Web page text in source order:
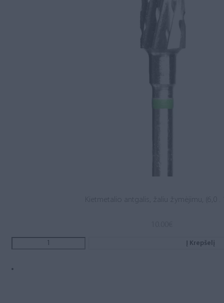
Kietmetalio antgalis, žaliu žymėjimu, (6,0 .
Į Krepšelį